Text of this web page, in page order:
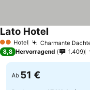
2 Sterne
Hotel Charmante
Lato Hotel
8,8 Hervorragend 1.409
Ab 51 €